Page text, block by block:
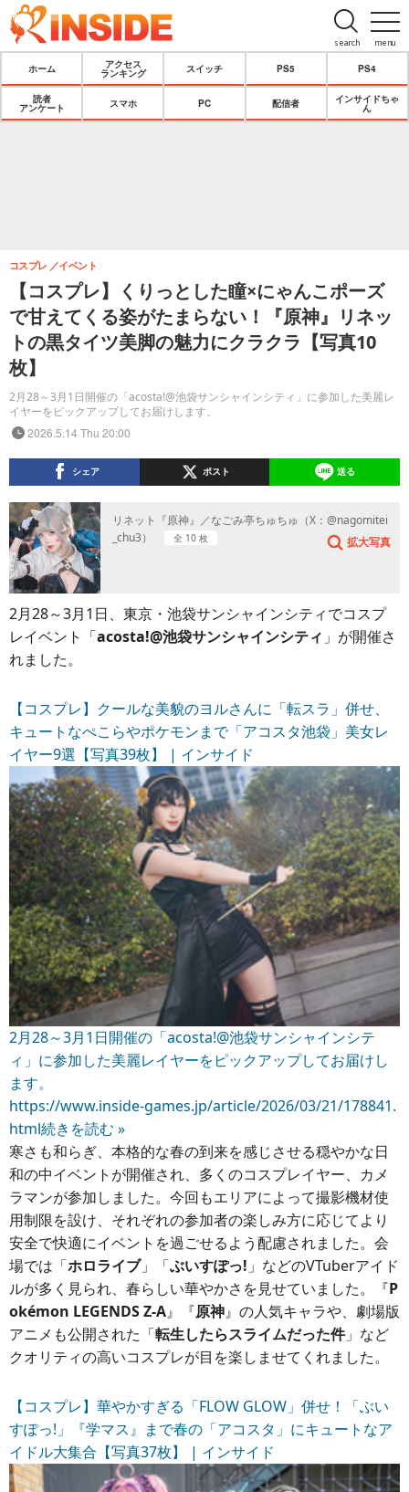
menu
search
ホーム
アクセス
ランキング
スイッチ PS5 PS4
読者
アンケート
スマホ PC 配信者
インサイドちゃ
ん
【コスプレ】くりっとした瞳×にゃんこポーズ
で甘えてくる姿がたまらない！『原神』リネッ
トの黒タイツ美脚の魅力にクラクラ【写真10
枚】
2月28～3月1日開催の「acosta!@池袋サンシャインシティ」に参加した美麗レ
イヤーをピックアップしてお届けします。
コスプレ イベント
2026.5.14 Thu 20:00
シェア ポスト 送る
リネット『原神』／なごみ亭ちゅちゅ（X：@nagomitei
_chu3）
全 10 枚 拡大写真
2月28～3月1日、東京・池袋サンシャインシティでコスプ
レイベント「acosta!@池袋サンシャインシティ 」が開催さ
れました。
【コスプレ】クールな美貌のヨルさんに「転スラ」併せ、
キュートなぺこらやポケモンまで「アコスタ池袋」美女レ
イヤー9選【写真39枚】 | インサイド
2月28～3月1日開催の「acosta!@池袋サンシャインシテ
ィ」に参加した美麗レイヤーをピックアップしてお届けし
ます。
https://www.inside-games.jp/article/2026/03/21/178841.
html続きを読む »
寒さも和らぎ、本格的な春の到来を感じさせる穏やかな日
和の中イベントが開催され、多くのコスプレイヤー、カメ
ラマンが参加しました。今回もエリアによって撮影機材使
用制限を設け、それぞれの参加者の楽しみ方に応じてより
安全で快適にイベントを過ごせるよう配慮されました。会
場では「ホロライブ」「ぶいすぽっ! 」などのVTuberアイド
ルが多く見られ、春らしい華やかさを見せていました。『P
okémon LEGENDS Z-A』『原神』の人気キャラや、劇場版
アニメも公開された「転生したらスライムだった件」など
クオリティの高いコスプレが目を楽しませてくれました。
【コスプレ】華やかすぎる「FLOW GLOW」併せ！「ぶい
すぽっ!」『学マス』まで春の「アコスタ」にキュートなア
イドル大集合【写真37枚】 | インサイド